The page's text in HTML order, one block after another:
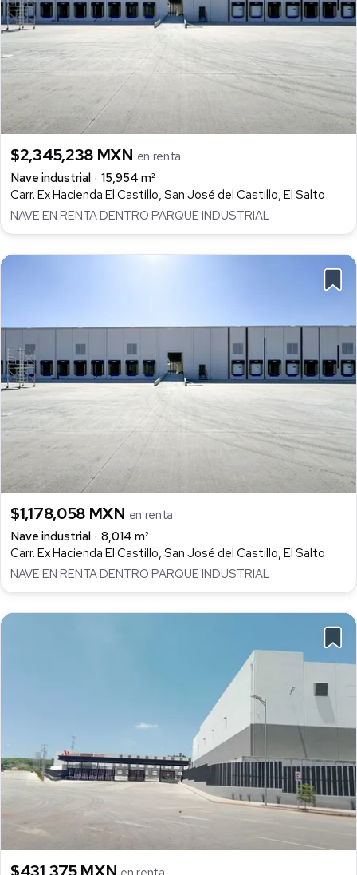
$2,345,238 MXN en renta
Nave industrial
15,954 m²
Carr. Ex Hacienda El Castillo, San José del Castillo, El Salto
NAVE EN RENTA DENTRO PARQUE INDUSTRIAL
$1,178,058 MXN en renta
Nave industrial
8,014 m²
Carr. Ex Hacienda El Castillo, San José del Castillo, El Salto
NAVE EN RENTA DENTRO PARQUE INDUSTRIAL